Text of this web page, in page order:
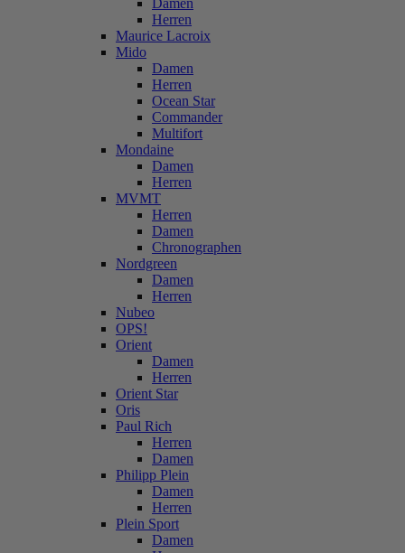
Damen
Herren
Maurice Lacroix
Mido
Damen
Herren
Ocean Star
Commander
Multifort
Mondaine
Damen
Herren
MVMT
Herren
Damen
Chronographen
Nordgreen
Damen
Herren
Nubeo
OPS!
Orient
Damen
Herren
Orient Star
Oris
Paul Rich
Herren
Damen
Philipp Plein
Damen
Herren
Plein Sport
Damen